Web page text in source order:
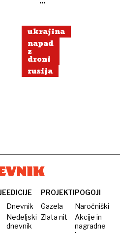
Zelenskim
ukrajina
napad
z
droni
rusija
EDICIJE
Dnevnik
Nedeljski
dnevnik
PROJEKTI
Gazela
Zlata nit
POGOJI
Naročniški
Akcije in
nagradne